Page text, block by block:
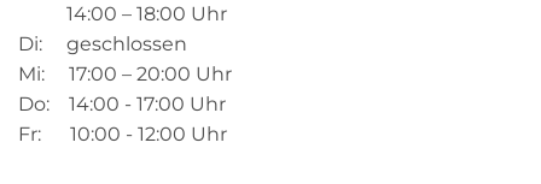
14:00 – 18:00 Uhr
Di: geschlossen
Mi: 17:00 – 20:00 Uhr
Do: 14:00 - 17:00 Uhr
Fr: 10:00 - 12:00 Uhr